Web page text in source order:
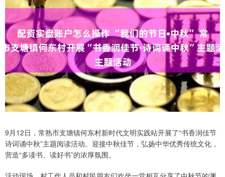
9月12日，常熟市支塘镇何东村新时代文明实践站开展了“书香润佳节
诗词诵中秋”主题阅读活动。迎接中秋佳节，弘扬中华优秀传统文化，
营造“多读书、读好书”的浓厚氛围。